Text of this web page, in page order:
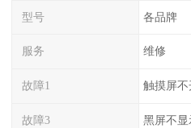
型号 各品牌
服务 维修
故障1 触摸屏不
故障3 黑屏不显